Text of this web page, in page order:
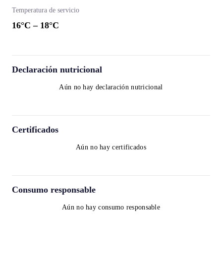
Temperatura de servicio
16°C – 18°C
Declaración nutricional
Aún no hay declaración nutricional
Certificados
Aún no hay certificados
Consumo responsable
Aún no hay consumo responsable